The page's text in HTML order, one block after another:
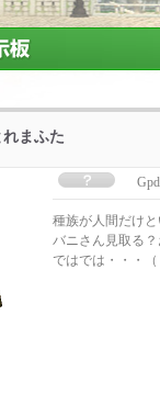
まふた
種族が人間だけ
バニさん見取る
ではでは・・・